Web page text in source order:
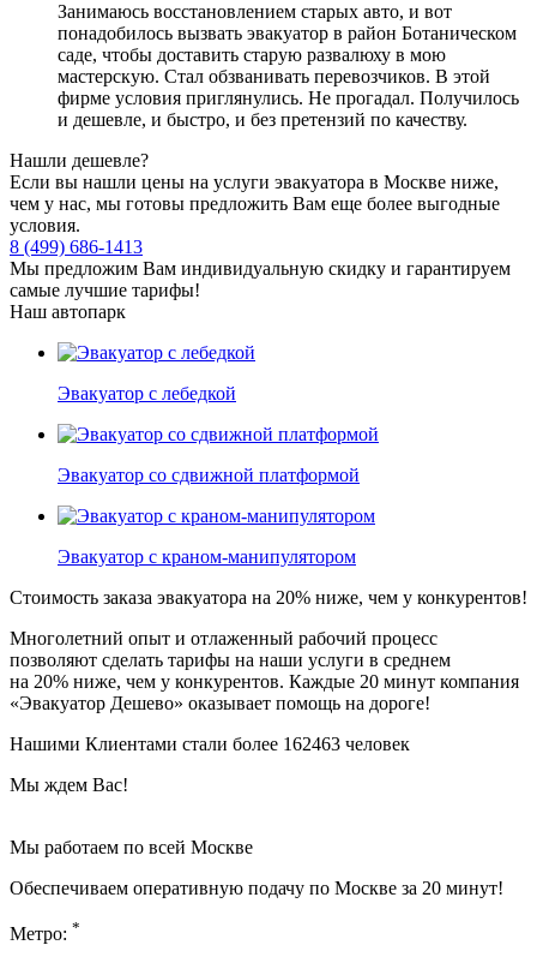
Занимаюсь восстановлением старых авто, и вот
понадобилось вызвать эвакуатор в район Ботаническом
саде, чтобы доставить старую развалюху в мою
мастерскую. Стал обзванивать перевозчиков. В этой
фирме условия приглянулись. Не прогадал. Получилось
и дешевле, и быстро, и без претензий по качеству.
Нашли дешевле?
Если вы нашли цены на услуги эвакуатора в Москве ниже,
чем у нас, мы готовы предложить Вам еще более выгодные
условия.
8 (499) 686-1413
Мы предложим Вам индивидуальную скидку и гарантируем
самые лучшие тарифы!
Наш автопарк
Эвакуатор с лебедкой
Эвакуатор со сдвижной платформой
Эвакуатор с краном-манипулятором
Стоимость заказа эвакуатора на 20% ниже, чем у конкурентов!
Многолетний опыт и отлаженный рабочий процесс
позволяют сделать тарифы на наши услуги в среднем
на 20% ниже, чем у конкурентов. Каждые 20 минут компания
«Эвакуатор Дешево» оказывает помощь на дороге!
Нашими Клиентами стали более 162463 человек
Мы ждем Вас!
Мы работаем по всей Москве
Обеспечиваем оперативную подачу по Москве за 20 минут!
Метро: *